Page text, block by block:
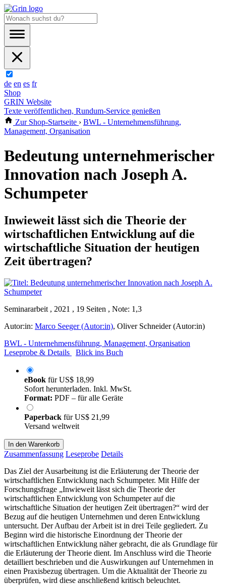
de en es fr
Shop
GRIN Website
Texte veröffentlichen, Rundum-Service genießen
Zur Shop-Startseite › BWL - Unternehmensführung,
Management, Organisation
Bedeutung unternehmerischer
Innovation nach Joseph A.
Schumpeter
Inwieweit lässt sich die Theorie der
wirtschaftlichen Entwicklung auf die
wirtschaftliche Situation der heutigen
Zeit übertragen?
Seminararbeit , 2021 , 19 Seiten , Note: 1,3
Autor:in: Marco Seeger (Autor:in), Oliver Schneider (Autor:in)
BWL - Unternehmensführung, Management, Organisation
Leseprobe & Details
Blick ins Buch
eBook fürUS$ 18,99
Sofort herunterladen. Inkl. MwSt.
Format: PDF – für alle Geräte
Paperback fürUS$ 21,99
Versand weltweit
In den Warenkorb
Zusammenfassung Leseprobe Details
Das Ziel der Ausarbeitung ist die Erläuterung der Theorie der
wirtschaftlichen Entwicklung nach Schumpeter. Mit Hilfe der
Forschungsfrage „Inwieweit lässt sich die Theorie der
wirtschaftlichen Entwicklung von Schumpeter auf die
wirtschaftliche Situation der heutigen Zeit übertragen?“ wird der
Bezug auf die heutigen Unternehmen und deren Entwicklung
untersucht. Der Aufbau der Arbeit ist in drei Teile gegliedert. Zu
Beginn wird die historische Einordnung der Theorie der
wirtschaftlichen Entwicklung näher gebracht, die als Grundlage für
die Erläuterung der Theorie dient. Im Anschluss wird die Theorie
detailliert beschrieben und die Auswirkungen auf Unternehmen in
einen Praxisbezug übertragen. Um die Aktualität der Theorie zu
überprüfen, wird diese anschließend kritisch beleuchtet.